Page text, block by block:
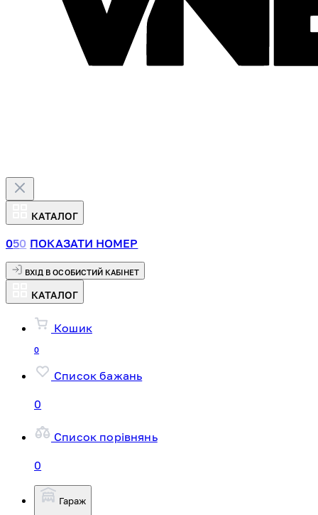
КАТАЛОГ
050 ПОКАЗАТИ НОМЕР
ВХІД В ОСОБИСТИЙ КАБІНЕТ
КАТАЛОГ
Кошик
0
Список бажань
0
Список порівнянь
0
Гараж